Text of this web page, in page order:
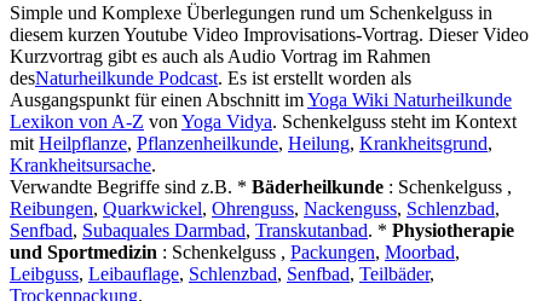
Simple und Komplexe Überlegungen rund um Schenkelguss in
diesem kurzen Youtube Video Improvisations-Vortrag. Dieser Video
Kurzvortrag gibt es auch als Audio Vortrag im Rahmen
desNaturheilkunde Podcast. Es ist erstellt worden als
Ausgangspunkt für einen Abschnitt imYoga Wiki Naturheilkunde
Lexikon von A-Z von Yoga Vidya. Schenkelguss steht im Kontext
mit Heilpflanze, Pflanzenheilkunde, Heilung, Krankheitsgrund,
Krankheitsursache.
Verwandte Begriffe sind z.B. * Bäderheilkunde : Schenkelguss ,
Reibungen, Quarkwickel, Ohrenguss, Nackenguss, Schlenzbad,
Senfbad, Subaquales Darmbad, Transkutanbad. * Physiotherapie
und Sportmedizin : Schenkelguss , Packungen, Moorbad,
Leibguss, Leibauflage, Schlenzbad, Senfbad, Teilbäder,
Trockenpackung.